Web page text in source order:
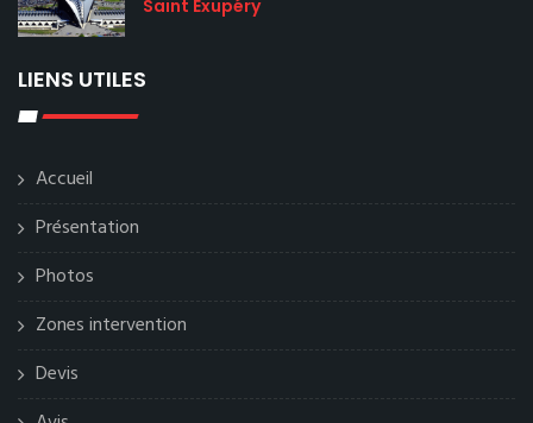
Saint Exupéry
LIENS UTILES
Accueil
Présentation
Photos
Zones intervention
Devis